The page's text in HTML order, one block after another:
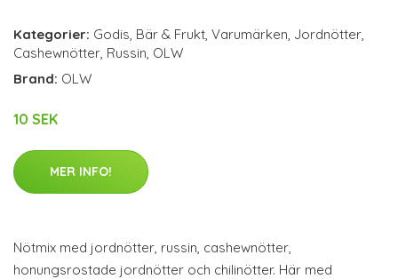
Kategorier: Godis, Bär & Frukt, Varumärken, Jordnötter,
Cashewnötter, Russin, OLW
Brand: OLW
10 SEK
MER INFO!
Nötmix med jordnötter, russin, cashewnötter,
honungsrostade jordnötter och chilinötter. Här med